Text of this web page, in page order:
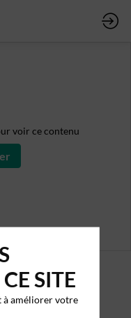
voir ce contenu
SITE
à améliorer votre